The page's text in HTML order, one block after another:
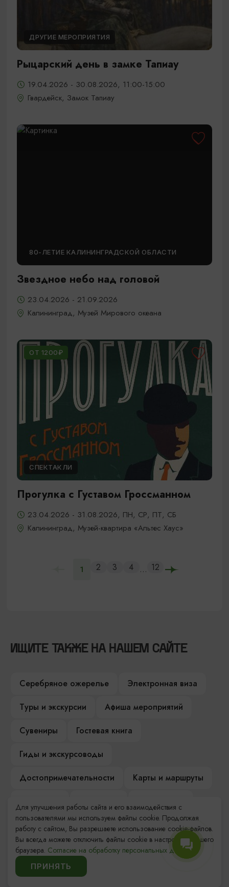
ДРУГИЕ МЕРОПРИЯТИЯ
Рыцарский день в замке Тапиау
19.04.2026 - 30.08.2026, 11:00-15:00
Гвардейск, Замок Тапиау
80-ЛЕТИЕ КАЛИНИНГРАДСКОЙ ОБЛАСТИ
Звездное небо над головой
23.04.2026 - 21.09.2026
Калининград, Музей Мирового океана
ОТ 1200₽
СПЕКТАКЛИ
Прогулка с Густавом Гроссманном
23.04.2026 - 31.08.2026, ПН, СР, ПТ, СБ
Калининград, Музей-квартира «Альтес Хаус»
1 2 3 4 ... 12
ИЩИТЕ ТАКЖЕ НА НАШЕМ САЙТЕ
Серебряное ожерелье
Электронная виза
Туры и экскурсии
Афиша мероприятий
Сувениры
Гостевая книга
Гиды и экскурсоводы
Достопримечательности
Карты и маршруты
Компас Балтийской кухни
Настоящий Калининградец
Музеи
Для улучшения работы сайта и его взаимодействия с
пользователями мы используем файлы cookie. Продолжая
работу с сайтом, Вы разрешаете использование cookie-файлов.
Вы всегда можете отключить файлы cookie в настройках Вашего
браузера. Согласие на обработку персональных данных.
ПРИНЯТЬ